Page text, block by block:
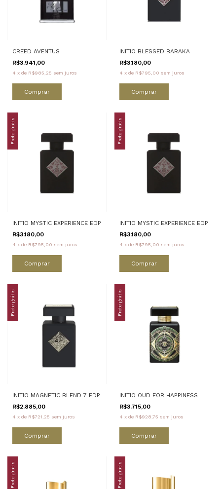
CREED AVENTUS
R$3.941,00
4 x de R$985,25 sem juros
Comprar
INITIO BLESSED BARAKA
R$3.180,00
4 x de R$795,00 sem juros
Comprar
Frete grátis
INITIO MYSTIC EXPERIENCE EDP
R$3.180,00
4 x de R$795,00 sem juros
Comprar
Frete grátis
INITIO MYSTIC EXPERIENCE EDP
R$3.180,00
4 x de R$795,00 sem juros
Comprar
Frete grátis
INITIO MAGNETIC BLEND 7 EDP
R$2.885,00
4 x de R$721,25 sem juros
Comprar
Frete grátis
INITIO OUD FOR HAPPINESS
R$3.715,00
4 x de R$928,75 sem juros
Comprar
Frete grátis Frete grátis